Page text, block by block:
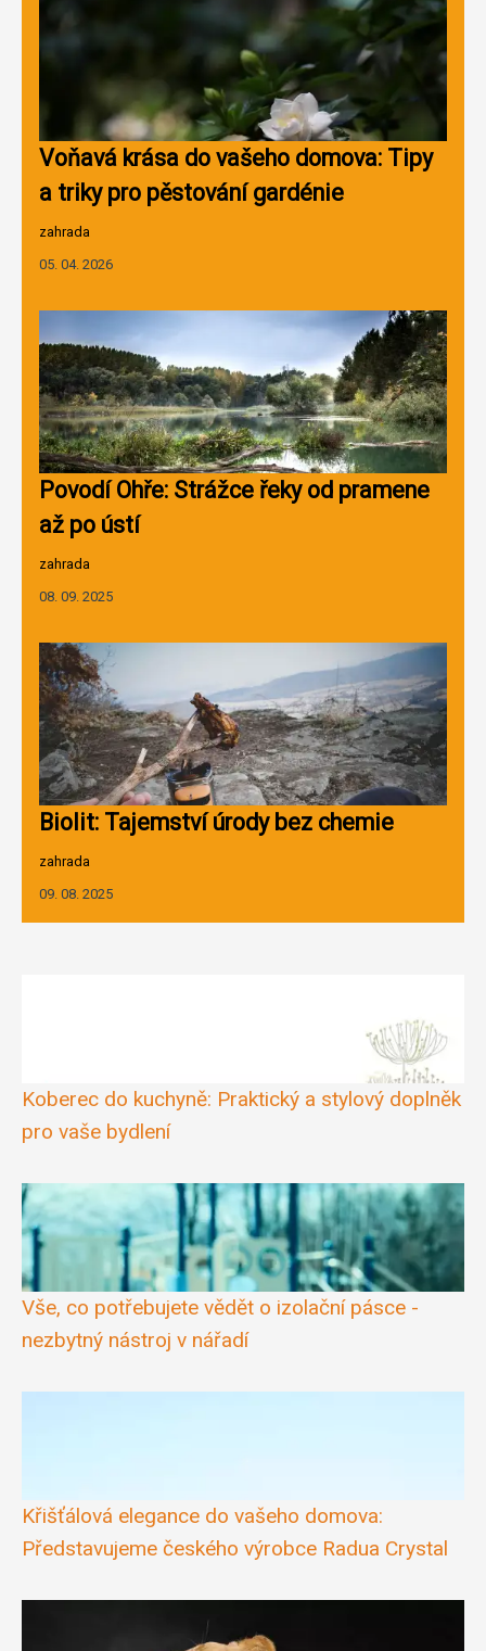
Voňavá krása do vašeho domova: Tipy
a triky pro pěstování gardénie
zahrada
05. 04. 2026
Povodí Ohře: Strážce řeky od pramene
až po ústí
zahrada
08. 09. 2025
Biolit: Tajemství úrody bez chemie
zahrada
09. 08. 2025
Koberec do kuchyně: Praktický a stylový doplněk
pro vaše bydlení
Vše, co potřebujete vědět o izolační pásce -
nezbytný nástroj v nářadí
Křišťálová elegance do vašeho domova:
Představujeme českého výrobce Radua Crystal